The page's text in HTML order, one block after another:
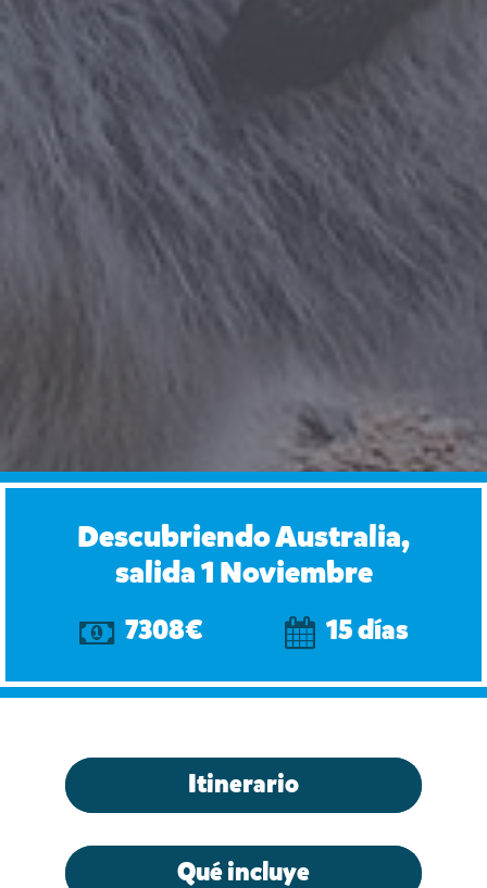
Descubriendo Australia,
salida 1 Noviembre
7308€ 15 días
Itinerario
Qué incluye